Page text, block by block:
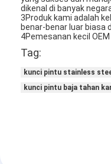
dikenal di banyak negara
3Produk kami adalah
benar-benar luar biasa
4Pemesanan kecil
Tag:
kunci pintu stainless
kunci pintu baja tahan